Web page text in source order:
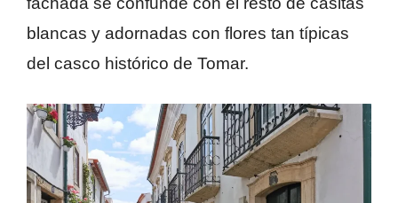
blancas y adornadas con flores tan típicas
del casco histórico de Tomar.